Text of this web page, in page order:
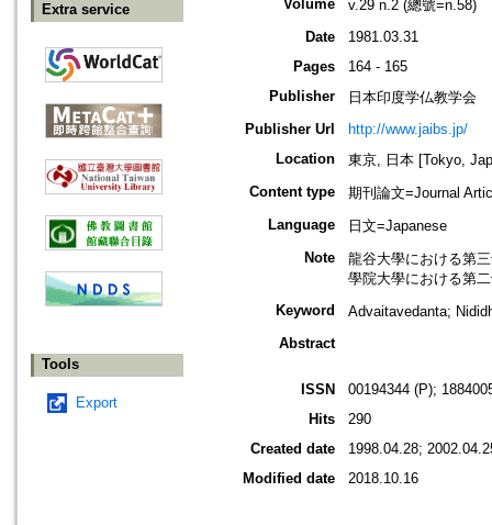
Extra service
Tools
Export
Volume
v.29 n.2 (總號=n.58)
Date
1981.03.31
Pages
164 - 165
Publisher
日本印度学仏教学会
Publisher Url
http://www.jaibs.jp/
Location
東京, 日本 [Tokyo,
Content type
期刊論文=Journal
Language
日文=Japanese
Note
龍谷大學における第
學院大學における第
Keyword
Advaitavedanta;
Abstract
ISSN
00194344 (P);
Hits
290
Created date
1998.04.28;
Modified date
2018.10.16